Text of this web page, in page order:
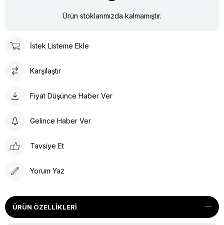
Ürün stoklarımızda kalmamıştır.
İstek Listeme Ekle
Karşılaştır
Fiyat Düşünce Haber Ver
Gelince Haber Ver
Tavsiye Et
Yorum Yaz
ÜRÜN ÖZELLIKLERI